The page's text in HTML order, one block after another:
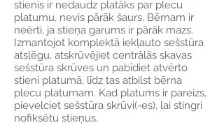
stienis ir nedaudz platāks par plecu
platumu, nevis pārāk šaurs. Bērnam ir
neērti, ja stieņa garums ir pārāk mazs.
Izmantojot komplektā iekļauto sešstūra
atslēgu, atskrūvējiet centrālās skavas
sešstūra skrūves un pabīdiet atvērto
stieni platumā, līdz tas atbilst bērna
plecu platumam. Kad platums ir pareizs,
pievelciet sešstūra skrūvi(-es), lai stingri
nofiksētu stieņus.